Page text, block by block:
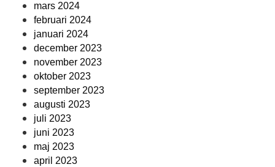
mars 2024
februari 2024
januari 2024
december 2023
november 2023
oktober 2023
september 2023
augusti 2023
juli 2023
juni 2023
maj 2023
april 2023